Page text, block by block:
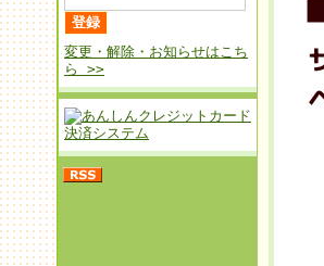
変更・解除・お知らせはこち
ら >>